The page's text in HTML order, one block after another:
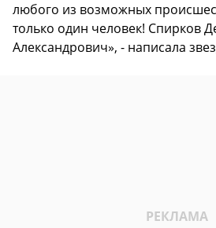
любого из возможных
только один человек! Спирков
Александрович», - написала